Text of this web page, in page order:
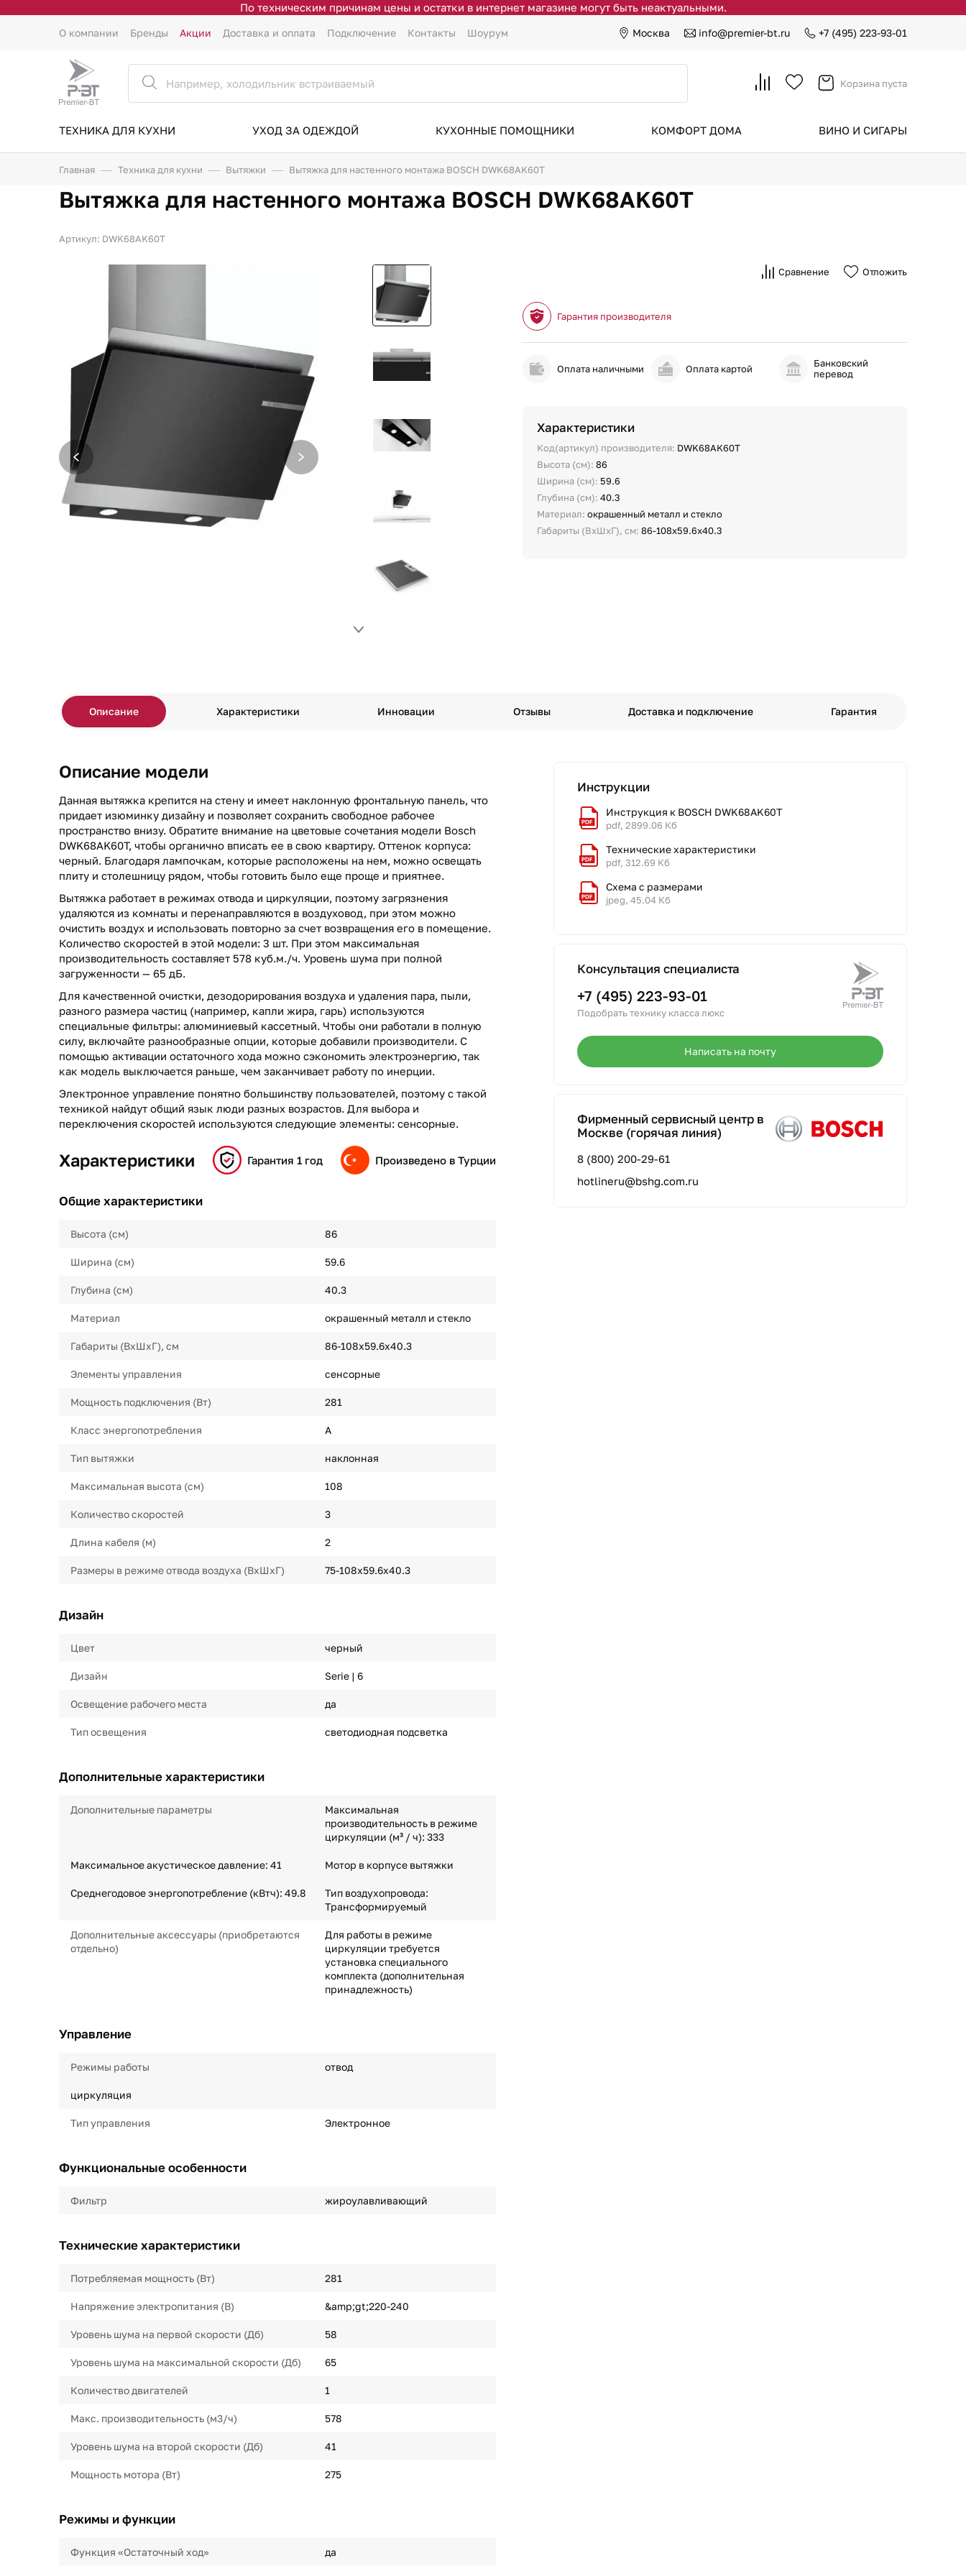
По техническим причинам цены и остатки в интернет магазине могут быть неактуальными.
О компании Бренды Акции Доставка и оплата Подключение Контакты Шоурум Москва info@premier-bt.ru +7 (495) 223-93-01
Корзина пуста
ТЕХНИКА ДЛЯ КУХНИ УХОД ЗА ОДЕЖДОЙ КУХОННЫЕ ПОМОЩНИКИ КОМФОРТ ДОМА ВИНО И СИГАРЫ
Главная Техника для кухни Вытяжки Вытяжка для настенного монтажа BOSCH DWK68AK60T
Вытяжка для настенного монтажа BOSCH DWK68AK60T
Артикул: DWK68AK60T
Сравнение Отложить
Гарантия производителя
Оплата наличными Оплата картой
Банковский
перевод
Характеристики
Код(артикул) производителя: DWK68AK60T
Высота (см):86
Ширина (см): 59.6
Глубина (см):40.3
Материал:окрашенный металл и стекло
Габариты (ВхШхГ), см:86-108х59.6х40.3
Описание Характеристики Инновации Отзывы Доставка и подключение Гарантия
Описание модели
Данная вытяжка крепится на стену и имеет наклонную фронтальную панель, что
придает изюминку дизайну и позволяет сохранить свободное рабочее
пространство внизу. Обратите внимание на цветовые сочетания модели Bosch
DWK68AK60T, чтобы органично вписать ее в свою квартиру. Оттенок корпуса:
черный. Благодаря лампочкам, которые расположены на нем, можно освещать
плиту и столешницу рядом, чтобы готовить было еще проще и приятнее.
Вытяжка работает в режимах отвода и циркуляции, поэтому загрязнения
удаляются из комнаты и перенаправляются в воздуховод, при этом можно
очистить воздух и использовать повторно за счет возвращения его в помещение.
Количество скоростей в этой модели: 3 шт. При этом максимальная
производительность составляет 578 куб.м./ч. Уровень шума при полной
загруженности — 65 дБ.
Для качественной очистки, дезодорирования воздуха и удаления пара, пыли,
разного размера частиц (например, капли жира, гарь) используются
специальные фильтры: алюминиевый кассетный. Чтобы они работали в полную
силу, включайте разнообразные опции, которые добавили производители. С
помощью активации остаточного хода можно сэкономить электроэнергию, так
как модель выключается раньше, чем заканчивает работу по инерции.
Электронное управление понятно большинству пользователей, поэтому с такой
техникой найдут общий язык люди разных возрастов. Для выбора и
переключения скоростей используются следующие элементы: сенсорные.
Характеристики Гарантия 1 год Произведено в Турции
Общие характеристики
Высота (см) 86
Ширина (см) 59.6
Глубина (см) 40.3
Материал окрашенный металл и стекло
Габариты (ВхШхГ), см 86-108х59.6х40.3
Элементы управления сенсорные
Мощность подключения (Вт) 281
Класс энергопотребления A
Тип вытяжки наклонная
Максимальная высота (см) 108
Количество скоростей 3
Длина кабеля (м) 2
Размеры в режиме отвода воздуха (ВхШхГ) 75-108х59.6х40.3
Дизайн
Цвет черный
Дизайн Serie | 6
Освещение рабочего места да
Тип освещения светодиодная подсветка
Дополнительные характеристики
Дополнительные параметры
Максимальная
производительность в режиме
циркуляции (м³ / ч): 333
Максимальное акустическое давление: 41 Мотор в корпусе вытяжки
Среднегодовое энергопотребление (кВтч): 49.8
Тип воздухопровода:
Трансформируемый
Дополнительные аксессуары (приобретаются
отдельно)
Для работы в режиме
циркуляции требуется
установка специального
комплекта (дополнительная
принадлежность)
Управление
Режимы работы отвод
циркуляция
Тип управления Электронное
Функциональные особенности
Фильтр жироулавливающий
Технические характеристики
Потребляемая мощность (Вт) 281
Напряжение электропитания (В) &amp;gt;220-240
Уровень шума на первой скорости (Дб) 58
Уровень шума на максимальной скорости (Дб) 65
Количество двигателей 1
Макс. производительность (м3/ч) 578
Уровень шума на второй скорости (Дб) 41
Мощность мотора (Вт) 275
Режимы и функции
Функция «Остаточный ход» да
Инструкции
Инструкция к BOSCH DWK68AK60T
pdf, 2899.06 Кб
Технические характеристики
pdf, 312.69 Кб
Схема с размерами
jpeg, 45.04 Кб
Консультация специалиста
+7 (495) 223-93-01
Подобрать технику класса люкс
Написать на почту
Фирменный сервисный центр в
Москве (горячая линия)
8 (800) 200-29-61
hotlineru@bshg.com.ru